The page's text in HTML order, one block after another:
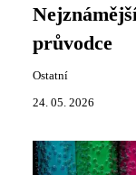
průvodce
Ostatní
24. 05. 2026